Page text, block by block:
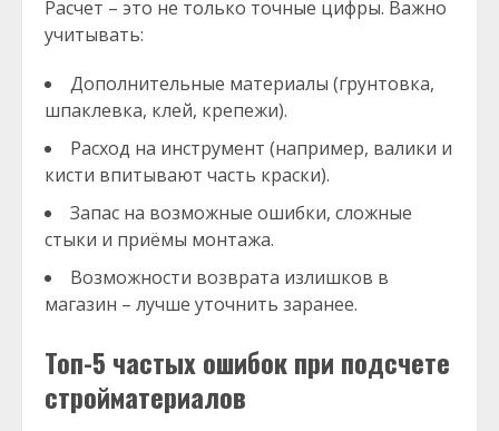
Расчет – это не только точные цифры. Важно
учитывать:
Дополнительные материалы (грунтовка,
шпаклевка, клей, крепежи).
Расход на инструмент (например, валики и
кисти впитывают часть краски).
Запас на возможные ошибки, сложные
стыки и приёмы монтажа.
Возможности возврата излишков в
магазин – лучше уточнить заранее.
Топ-5 частых ошибок при подсчете
стройматериалов